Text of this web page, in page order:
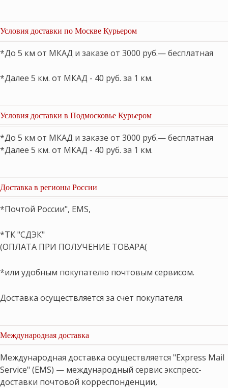
Условия доставки по Москве Курьером
*До 5 км от МКАД и заказе от 3000 руб.— бесплатная
*Далее 5 км. от МКАД - 40 руб. за 1 км.
Условия доставки в Подмосковье Курьером
*До 5 км от МКАД и заказе от 3000 руб.— бесплатная
*Далее 5 км. от МКАД - 40 руб. за 1 км.
Доставка в регионы России
*Почтой России", EMS,
*ТК "СДЭК"
(ОПЛАТА ПРИ ПОЛУЧЕНИЕ ТОВАРА(
*или удобным покупателю почтовым сервисом.
Доставка осуществляется за счет покупателя.
Международная доставка
Международная доставка осуществляется "Express Mail
Service" (EMS) — международный сервис экспресс-
доставки почтовой корреспонденции,